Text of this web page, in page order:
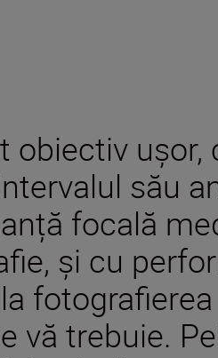
obiectiv ușor,
său
focală
și cu
vă trebuie.